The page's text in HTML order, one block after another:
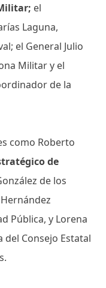
el
Laguna,
el General Julio
Militar y el
de la
como Roberto
de
de los
Pública, y Lorena
del Consejo Estatal